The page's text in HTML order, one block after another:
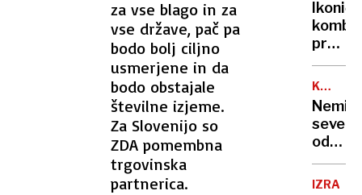
za vse blago in za
vse države, pač pa
bodo bolj ciljno
usmerjene in da
bodo obstajale
številne izjeme.
Za Slovenijo so
ZDA pomembna
trgovinska
partnerica.
raka
kombi
75.
rojstni
dan
Nemir
od
ZDA
IZRAEL